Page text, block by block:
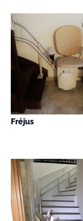
Fréjus